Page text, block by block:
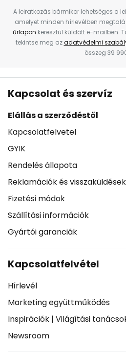
A leiratkozás bármikor lehetséges a
amelyet minden hírlevélben
űrlapon keresztül küldött e-mailben.
tekintse meg azadatvédelmi
összeg 39
Kapcsolat és szervíz
Elállás a szerződéstől
Kapcsolatfelvetel
GYIK
Rendelés állapota
Reklamációk és visszaküldések
Fizetési módok
Szállítási információk
Gyártói garanciák
Kapcsolatfelvétel
Hírlevél
Marketing együttműködés
Inspirációk | Világítási
Newsroom